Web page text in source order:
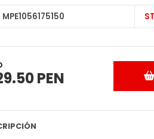
MPE1056175150
PEN